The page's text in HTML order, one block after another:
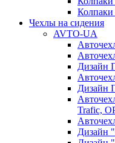
Колпаки
Чехлы на сидения
AVTO-UA
Дизайн
Дизайн
Trafic,
Дизайн